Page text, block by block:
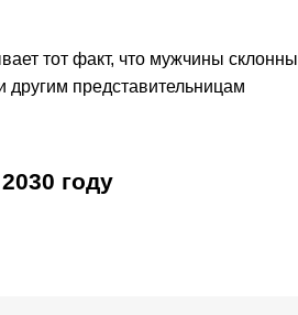
тот факт, что мужчины склонны
представительницам
2030 году